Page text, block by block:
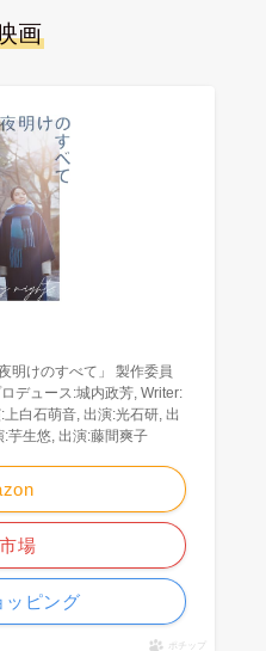
画
明けのすべて」 製作委員
デュース:城内政芳, Writer:
白石萌音, 出演:光石研, 出
芋生悠, 出演:藤間爽子
場
ッピング
ポチップ